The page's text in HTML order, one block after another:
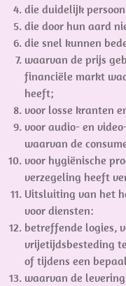
die duidelijk
die door hun aard
die snel kunnen
waarvan de prijs
financiële markt
heeft;
voor losse kranten
voor audio- en
waarvan de
voor hygiënische
verzegeling heeft
Uitsluiting van het
voor diensten:
betreffende logies,
vrijetijdsbesteding
of tijdens een
waarvan de